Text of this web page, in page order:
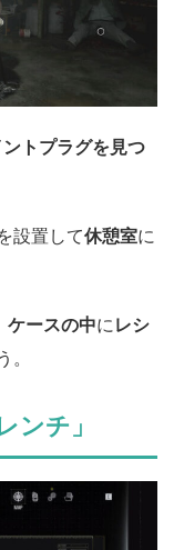
トプラグを見つ
設置して休憩室に
ケースの中にレシ
ンチ」